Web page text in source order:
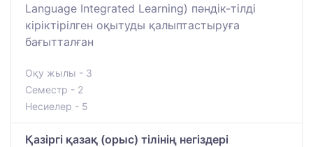
Language Integrated Learning) пәндік-тілді
кіріктірілген оқытуды қалыптастыруға
бағытталған
Оқу жылы - 3
Семестр - 2
Несиелер - 5
Қазіргі қазақ (орыс) тілінің негіздері